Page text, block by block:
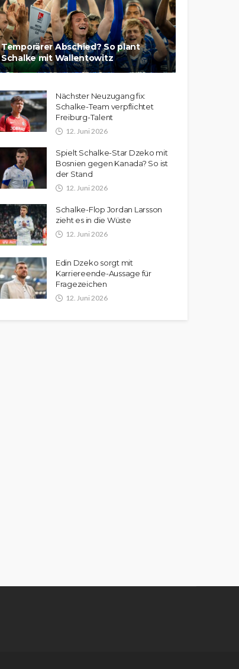
Temporärer Abschied? So plant
Schalke mit Wallentowitz
Nächster Neuzugang fix:
Schalke-Team verpflichtet
Freiburg-Talent
12. Juni 2026
Spielt Schalke-Star Dzeko mit
Bosnien gegen Kanada? So ist
der Stand
12. Juni 2026
Schalke-Flop Jordan Larsson
zieht es in die Wüste
12. Juni 2026
Edin Dzeko sorgt mit
Karriereende-Aussage für
Fragezeichen
12. Juni 2026